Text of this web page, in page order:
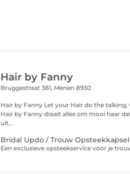
Hair by Fanny
Bruggestraat 381, Menen 8930
Hair by Fanny Let your Hair do the talking, wij laten je haar stralen! Bij
Hair by Fanny draait alles om mooi haar dat
uit...
Bridal Updo / Trouw Opsteekkapsel